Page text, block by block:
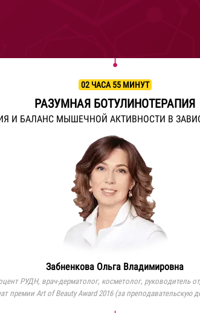
02 ЧАСА 55 МИНУТ
РАЗУМНАЯ БОТУЛИНОТЕРАПИЯ
И БАЛАНС МЫШЕЧНОЙ АКТИВНОСТИ В
Забненкова Ольга Владимировна
РУДН, врач-дерматолог, косметолог, руководитель
премии Art of Beauty Award 2016 (за преподавательскую